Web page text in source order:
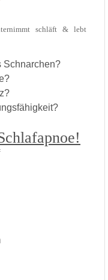
schläft & lebt
Schnarchen?